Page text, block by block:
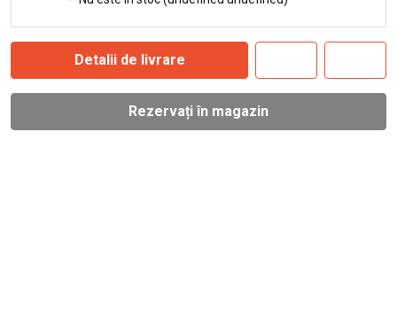
Detalii de livrare
Rezervați în magazin